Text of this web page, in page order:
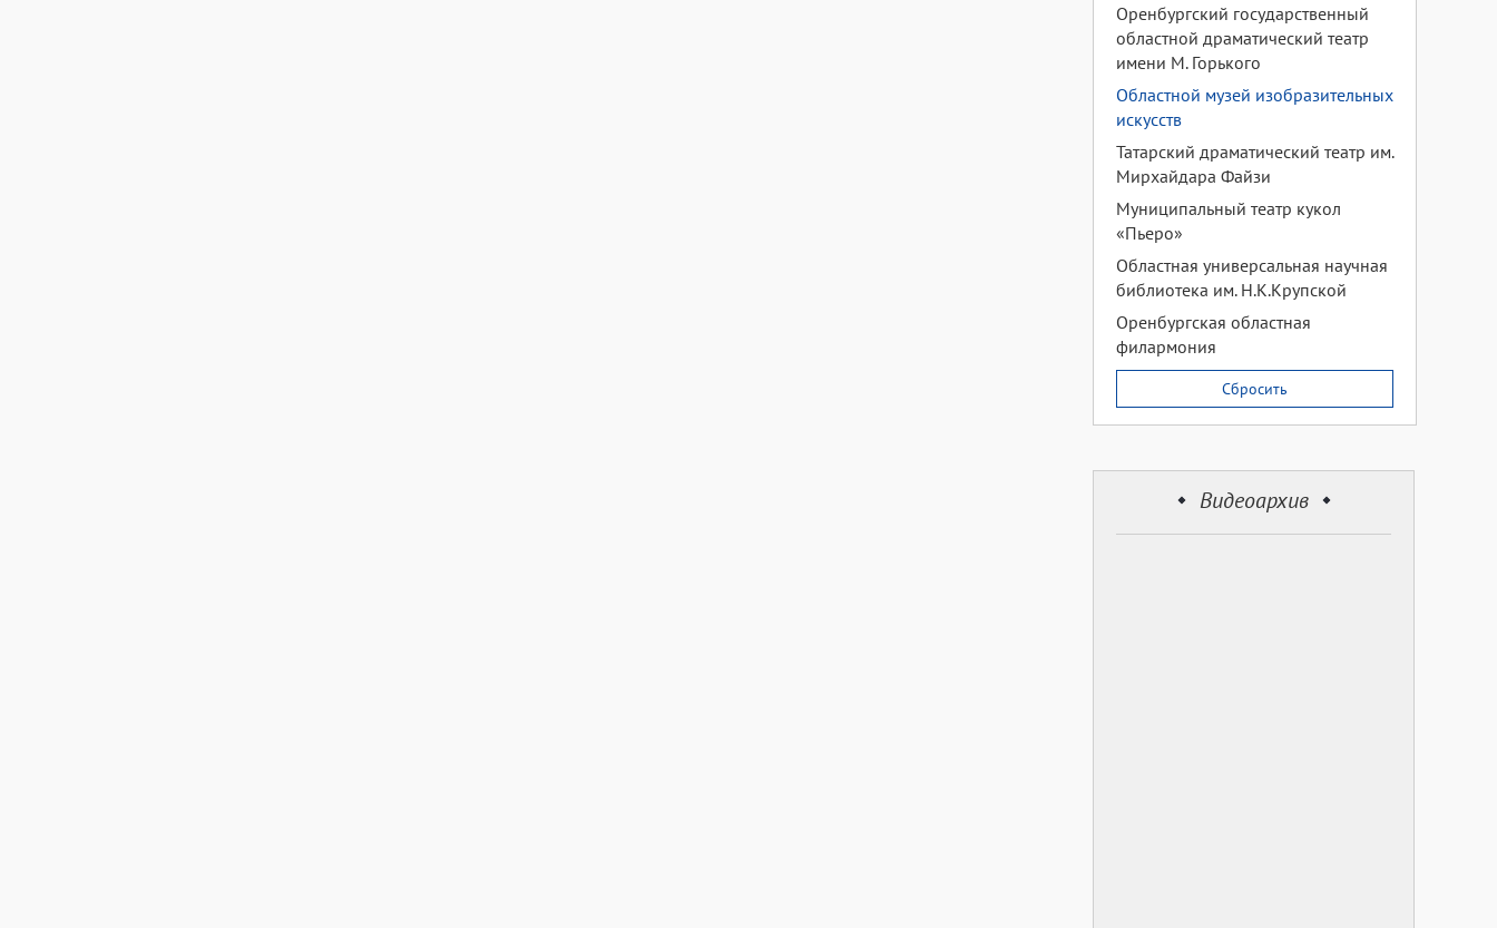
Оренбургский государственный
областной драматический театр
имени М. Горького
Областной музей изобразительных
искусств
Татарский драматический театр им.
Мирхайдара Файзи
Муниципальный театр кукол
«Пьеро»
Областная универсальная научная
библиотека им. Н.К.Крупской
Оренбургская областная
филармония
Сбросить
Видеоархив